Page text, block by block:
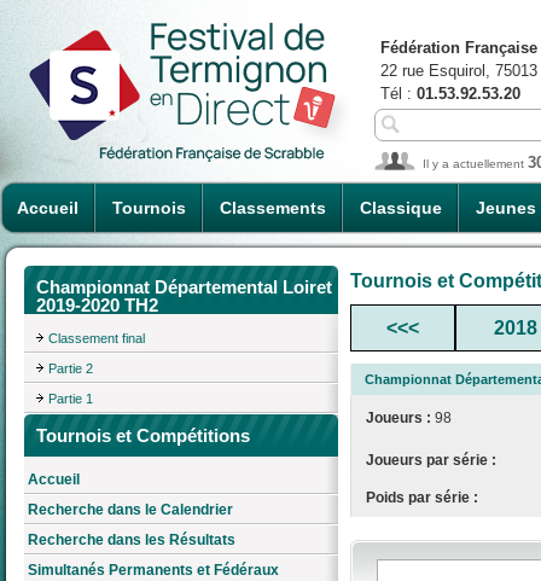
Accueil Tournois Classements Classique Jeunes
Fédération
22 rue Esquirol,
Tél : 01.53.92.53.20
Il y a actuellement
Championnat Départemental Loiret
2019-2020 TH2
Classement final
Partie 2
Partie 1
Tournois et Compétitions
Accueil
Recherche dans le Calendrier
Recherche dans les Résultats
Simultanés Permanents et Fédéraux
Tournois et
<<< 2018
Championnat
Joueurs : 98
Joueurs par série :
Poids par série :